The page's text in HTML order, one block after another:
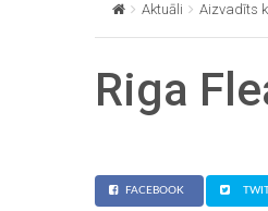
Aktuāli Aizvadīts
Riga
FACEBOOK